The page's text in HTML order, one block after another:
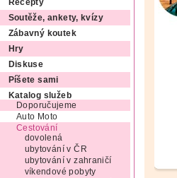
Recepty
Soutěže, ankety, kvízy
Zábavný koutek
Hry
Diskuse
Píšete sami
Katalog služeb
Doporučujeme
Auto Moto
Cestování
dovolená
ubytování v ČR
ubytování v zahraničí
víkendové pobyty